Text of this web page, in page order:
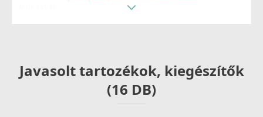
Részletek
Javasolt tartozékok, kiegészítők
(16 DB)